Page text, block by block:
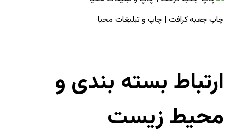
چاپ جعبه کرافت | چاپ و تبلیغات محیا
ارتباط بسته بندی و
محیط زیست